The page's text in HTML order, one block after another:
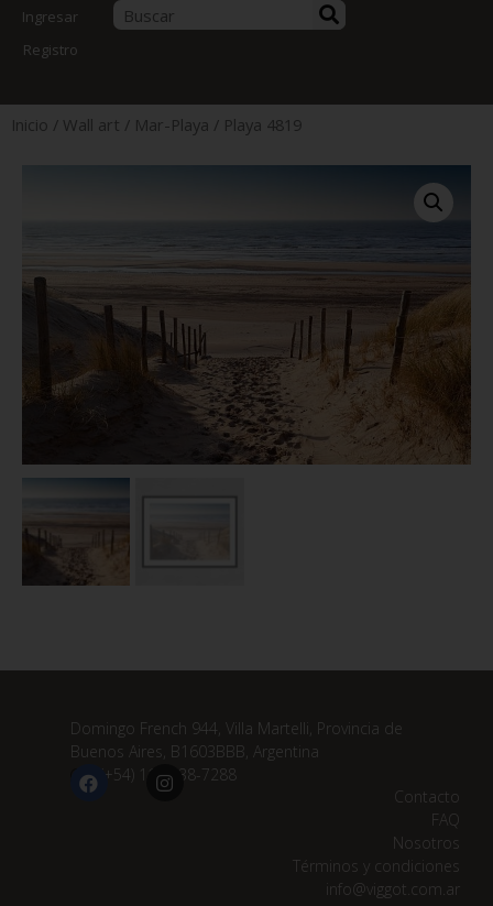
Ingresar
Registro
Inicio / Wall art / Mar-Playa / Playa 4819
Domingo French 944, Villa Martelli, Provincia de
Buenos Aires, B1603BBB, Argentina
(+54) 11 3838-7288
Contacto
FAQ
Nosotros
Términos y condiciones
info@viggot.com.ar